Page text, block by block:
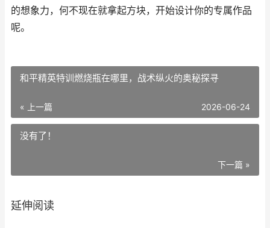
的想象力，何不现在就拿起方块，开始设计你的专属作品
呢。
和平精英特训燃烧瓶在哪里，战术纵火的奥秘探寻
« 上一篇 2026-06-24
没有了！
下一篇 »
延伸阅读